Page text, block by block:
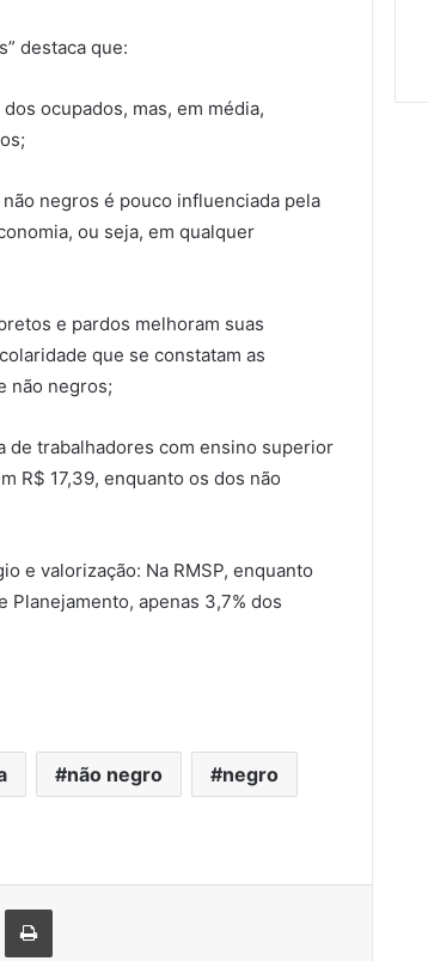
destaca que:
ocupados, mas, em média,
negros é pouco influenciada pela
ou seja, em qualquer
e pardos melhoram suas
que se constatam as
não negros;
trabalhadores com ensino superior
R$ 17,39, enquanto os dos não
e valorização: Na RMSP, enquanto
Planejamento, apenas 3,7% dos
não negro negro